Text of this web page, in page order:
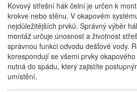
Kovový střešní hák čelní je určen k
krokve nebo stěnu. V okapovém
nejdůležitějších prvků. Správný výběr
montáž určuje únosnost a životnost
správnou funkci odvodu dešťové vody.
korespondují se všemi prvky
nutná do spádu, který zajistíte
umístění.